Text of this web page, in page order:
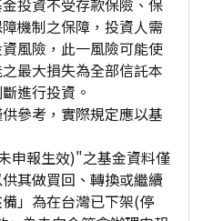
投資不受存款保險、保
機制之保障，投資人需
風險，此一風險可能使
最大損失為全部信託本
進行投資。
參考，實際規定應以基
申報生效)"之基金資料僅
其做買回、轉換或繼續
」為在台灣已下架(停